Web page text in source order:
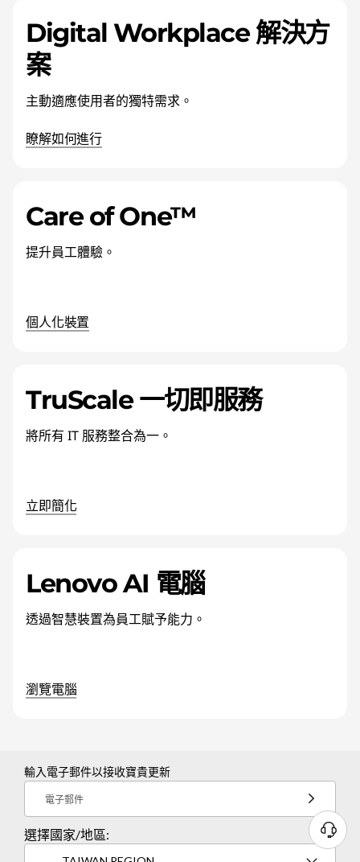
Digital Workplace 解決方
案
主動適應使用者的獨特需求。
瞭解如何進行
Care of One™
提升員工體驗。
個人化裝置
TruScale 一切即服務
將所有 IT 服務整合為一。
立即簡化
Lenovo AI 電腦
透過智慧裝置為員工賦予能力。
瀏覽電腦
輸入電子郵件以接收寶貴更新
電子郵件
選擇國家/地區: